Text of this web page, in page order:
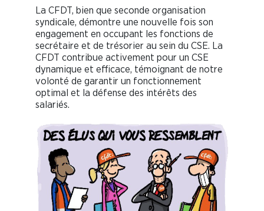
La CFDT, bien que seconde organisation
syndicale, démontre une nouvelle fois son
engagement en occupant les fonctions de
secrétaire et de trésorier au sein du CSE. La
CFDT contribue activement pour un CSE
dynamique et efficace, témoignant de notre
volonté de garantir un fonctionnement
optimal et la défense des intérêts des
salariés.